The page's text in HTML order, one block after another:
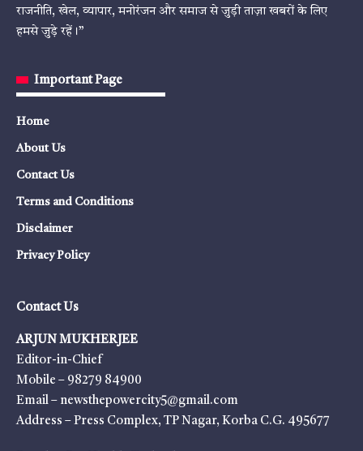
राजनीति, खेल, व्यापार, मनोरंजन और समाज से जुड़ी ताज़ा खबरों के लिए
हमसे जुड़े रहें।”
Important Page
Home
About Us
Contact Us
Terms and Conditions
Disclaimer
Privacy Policy
Contact Us
ARJUN MUKHERJEE
Editor-in-Chief
Mobile – 98279 84900
Email – newsthepowercity5@gmail.com
Address – Press Complex, TP Nagar, Korba C.G. 495677